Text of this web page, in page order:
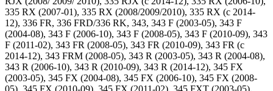
335 RX (2007-01), 335 RX (2008/2009/2010), 335 RX (c 2014-
12), 336 FR, 336 FRD/336 RK, 343, 343 F (2003-05), 343 F
(2004-08), 343 F (2006-10), 343 F (2008-05), 343 F (2010-09), 343
F (2011-02), 343 FR (2008-05), 343 FR (2010-09), 343 FR (c
2014-12), 343 FRM (2008-05), 343 R (2003-05), 343 R (2004-08),
343 R (2006-10), 343 R (2010-09), 343 R (2014-12), 345 FX
(2003-05), 345 FX (2004-08), 345 FX (2006-10), 345 FX (2008-
05), 345 FX (2010-09), 345 FX (2011-02), 345 FXT (2003-05),